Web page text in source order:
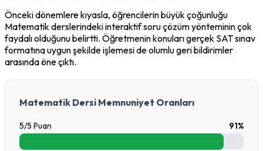
Önceki dönemlere kıyasla, öğrencilerin büyük çoğunluğu
Matematik derslerindeki interaktif soru çözüm yönteminin çok
faydalı olduğunu belirtti. Öğretmenin konuları gerçek SAT sınav
formatına uygun şekilde işlemesi de olumlu geri bildirimler
arasında öne çıktı.
Matematik Dersi Memnuniyet Oranları
5/5 Puan 91%